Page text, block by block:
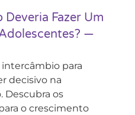
Deveria Fazer Um
—
para
decisivo na
Descubra os
o crescimento